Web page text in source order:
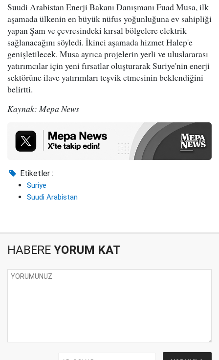
Suudi Arabistan Enerji Bakanı Danışmanı Fuad Musa, ilk
aşamada ülkenin en büyük nüfus yoğunluğuna ev sahipliği
yapan Şam ve çevresindeki kırsal bölgelere elektrik
sağlanacağını söyledi. İkinci aşamada hizmet Halep'e
genişletilecek. Musa ayrıca projelerin yerli ve uluslararası
yatırımcılar için yeni fırsatlar oluşturarak Suriye'nin enerji
sektörüne ilave yatırımları teşvik etmesinin beklendiğini
belirtti.
Kaynak: Mepa News
Etiketler :
Suriye
Suudi Arabistan
HABERE YORUM KAT